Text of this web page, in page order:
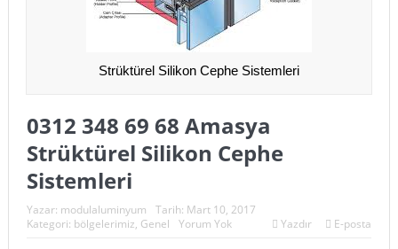
Strüktürel Silikon Cephe Sistemleri
0312 348 69 68 Amasya
Strüktürel Silikon Cephe
Sistemleri
Yazar: modulaluminyum Tarih: Mart 10, 2017
Kategori: bölgelerimiz, Genel Yorum Yok Yazdır E-posta